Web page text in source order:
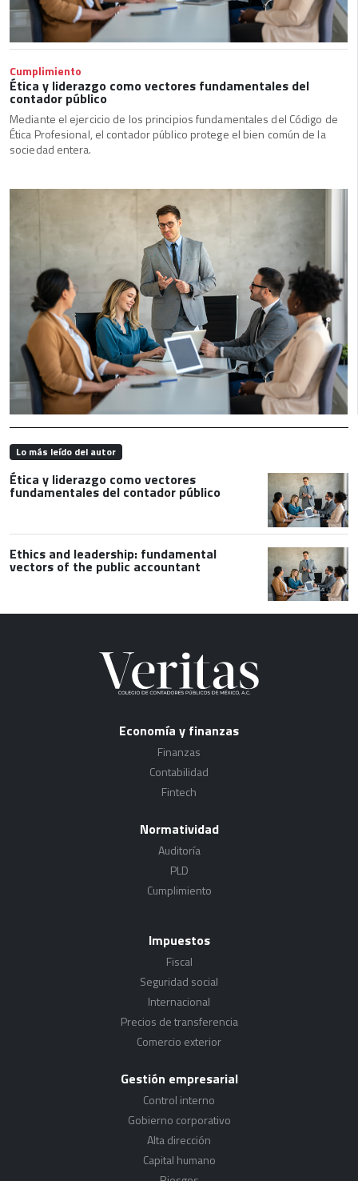
Cumplimiento
Ética y liderazgo como vectores fundamentales del
contador público
Mediante el ejercicio de los principios fundamentales del Código de
Ética Profesional, el contador público protege el bien común de la
sociedad entera.
Lo más leído del autor
Ética y liderazgo como vectores
fundamentales del contador público
Ethics and leadership: fundamental
vectors of the public accountant
Economía y finanzas
Finanzas
Contabilidad
Fintech
Normatividad
Auditoría
PLD
Cumplimiento
Impuestos
Fiscal
Seguridad social
Internacional
Precios de transferencia
Comercio exterior
Gestión empresarial
Control interno
Gobierno corporativo
Alta dirección
Capital humano